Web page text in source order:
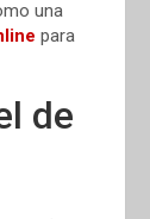
una
para
de